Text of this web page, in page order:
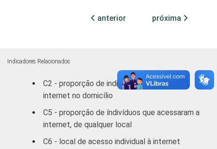
Outras CO 69,79 50,28
RENDA
FAMILIAR
MENSAL
ATÉ R$300
R$301-
anterior próxima
Indicadores Relacionados
C2 - proporção de indivíduos com acesso à
internet no domicílio
C5 - proporção de índivíduos que acessaram a
internet, de qualquer local
C6 - local de acesso individual à internet